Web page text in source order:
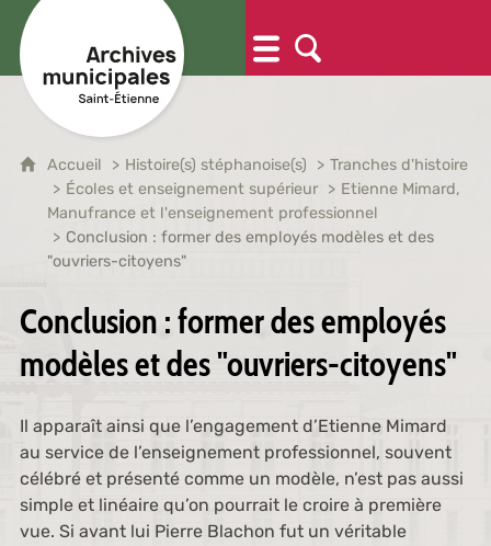
Accueil Histoire(s) stéphanoise(s)
Tranches d'histoire
Écoles et enseignement supérieur
Etienne Mimard,
Manufrance et l'enseignement professionnel
Conclusion : former des employés modèles et des
"ouvriers-citoyens"
Conclusion : former des employés
modèles et des "ouvriers-citoyens"
Il apparaît ainsi que l’engagement d’Etienne Mimard
au service de l’enseignement professionnel, souvent
célébré et présenté comme un modèle, n’est pas aussi
simple et linéaire qu’on pourrait le croire à première
vue. Si avant lui Pierre Blachon fut un véritable